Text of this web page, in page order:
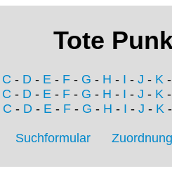
Tote
C - D - E - F - G - H - I - J - K
C - D - E - F - G - H - I - J - K
C - D- E- F- G - H - I - J - K
Suchformular